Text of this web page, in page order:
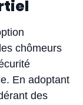
chômeurs
En adoptant
des